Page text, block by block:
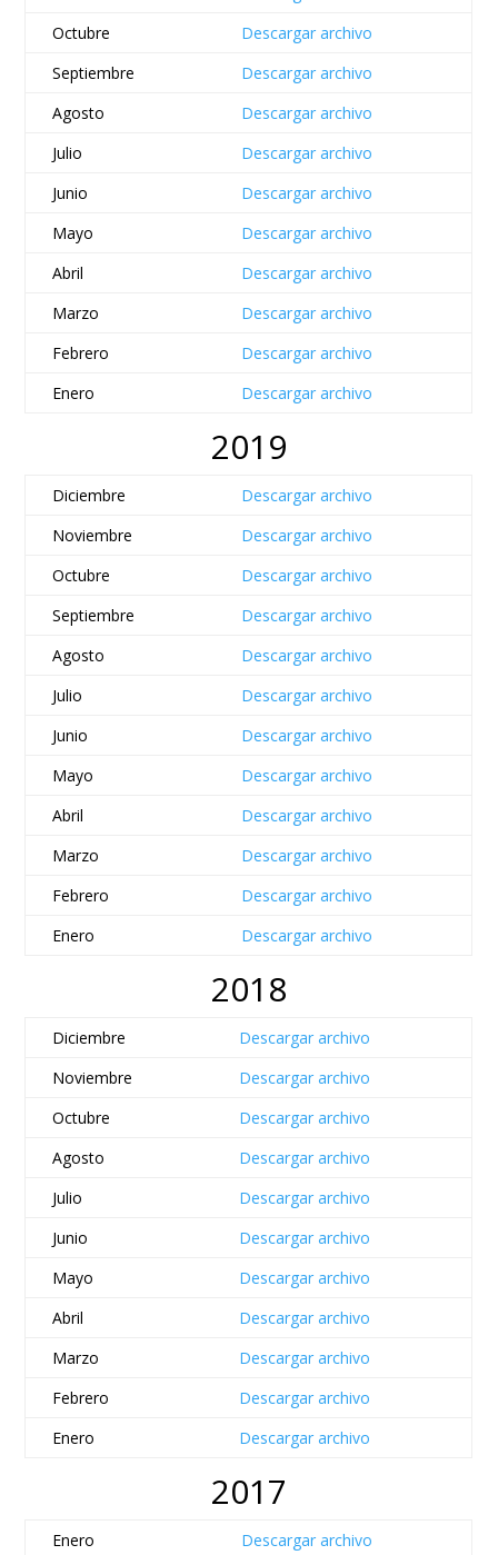
Octubre
Descargar archivo
Septiembre
Descargar archivo
Agosto
Descargar archivo
Julio
Descargar archivo
Junio
Descargar archivo
Mayo
Descargar archivo
Abril
Descargar archivo
Marzo
Descargar archivo
Febrero
Descargar archivo
Enero
Descargar archivo
2019
Diciembre
Descargar archivo
Noviembre
Descargar archivo
Octubre
Descargar archivo
Septiembre
Descargar archivo
Agosto
Descargar archivo
Julio
Descargar archivo
Junio
Descargar archivo
Mayo
Descargar archivo
Abril
Descargar archivo
Marzo
Descargar archivo
Febrero
Descargar archivo
Enero
Descargar archivo
2018
Diciembre
Descargar archivo
Noviembre
Descargar archivo
Octubre
Descargar archivo
Agosto
Descargar archivo
Julio
Descargar archivo
Junio
Descargar archivo
Mayo
Descargar archivo
Abril
Descargar archivo
Marzo
Descargar archivo
Febrero
Descargar archivo
Enero
Descargar archivo
2017
Enero
Descargar archivo